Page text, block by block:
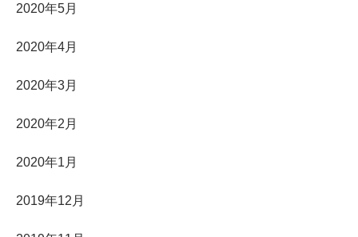
2020年5月
2020年4月
2020年3月
2020年2月
2020年1月
2019年12月